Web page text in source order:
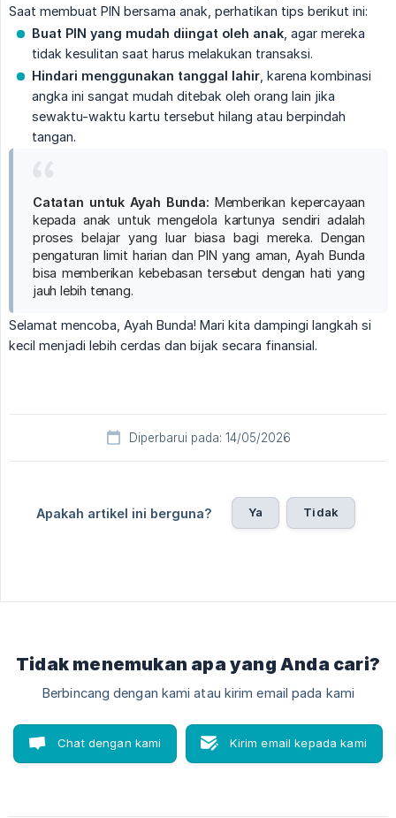
Saat membuat PIN bersama anak, perhatikan tips berikut ini:
Buat PIN yang mudah diingat oleh anak , agar mereka
tidak kesulitan saat harus melakukan transaksi.
Hindari menggunakan tanggal lahir , karena kombinasi
angka ini sangat mudah ditebak oleh orang lain jika
sewaktu-waktu kartu tersebut hilang atau berpindah
tangan.
Catatan untuk Ayah Bunda: Memberikan kepercayaan
kepada anak untuk mengelola kartunya sendiri adalah
proses belajar yang luar biasa bagi mereka. Dengan
pengaturan limit harian dan PIN yang aman, Ayah Bunda
bisa memberikan kebebasan tersebut dengan hati yang
jauh lebih tenang.
Selamat mencoba, Ayah Bunda! Mari kita dampingi langkah si
kecil menjadi lebih cerdas dan bijak secara finansial.
Diperbarui pada: 14/05/2026
Apakah artikel ini berguna? Ya Tidak
Tidak menemukan apa yang Anda cari?
Berbincang dengan kami atau kirim email pada kami
Chat dengan kami Kirim email kepada kami